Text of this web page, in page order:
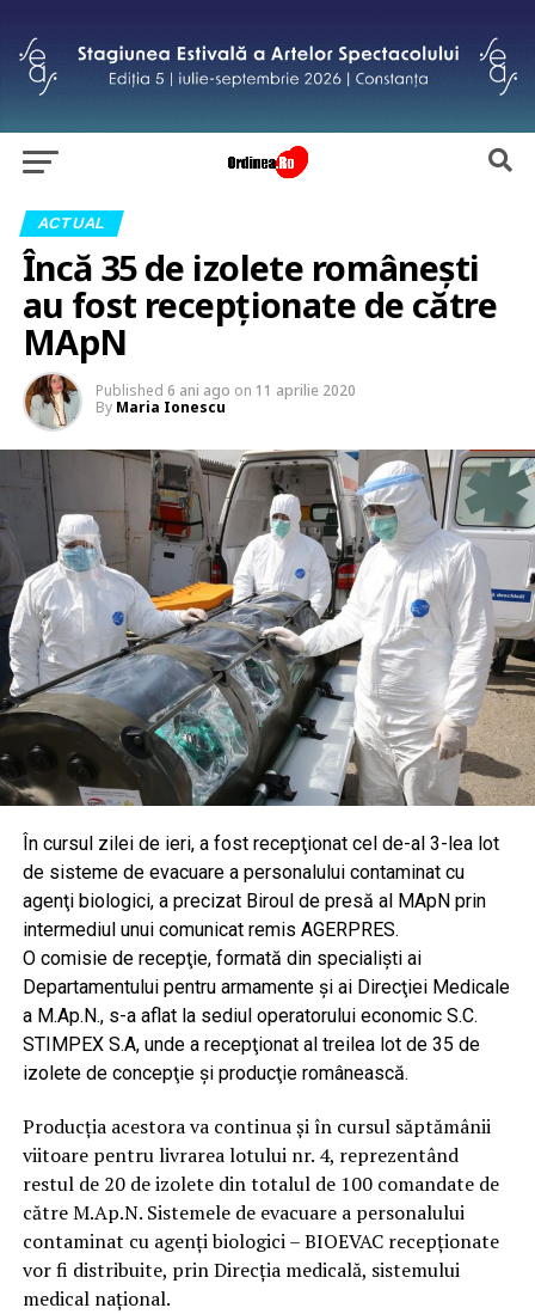
ACTUAL
Încă 35 de izolete româneşti
au fost recepţionate de către
MApN
Published 6 ani ago on 11 aprilie 2020
By Maria Ionescu
În cursul zilei de ieri, a fost recepţionat cel de-al 3-lea lot
de sisteme de evacuare a personalului contaminat cu
agenţi biologici, a precizat Biroul de presă al MApN prin
intermediul unui comunicat remis AGERPRES.
O comisie de recepţie, formată din specialişti ai
Departamentului pentru armamente şi ai Direcţiei Medicale
a M.Ap.N., s-a aflat la sediul operatorului economic S.C.
STIMPEX S.A, unde a recepţionat al treilea lot de 35 de
izolete de concepţie şi producţie românească.
Producţia acestora va continua şi în cursul săptămânii
viitoare pentru livrarea lotului nr. 4, reprezentând
restul de 20 de izolete din totalul de 100 comandate de
către M.Ap.N. Sistemele de evacuare a personalului
contaminat cu agenţi biologici – BIOEVAC recepţionate
vor fi distribuite, prin Direcţia medicală, sistemului
medical naţional.